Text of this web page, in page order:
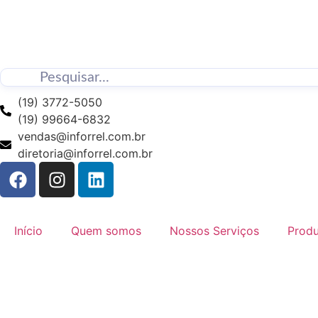
(19) 3772-5050
(19) 99664-6832
vendas@inforrel.com.br
diretoria@inforrel.com.br
Início Quem somos Nossos Serviços